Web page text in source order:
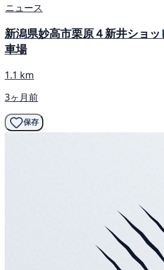
ニュース
新潟県妙高市栗原４新井ショ
車場
1.1 km
3ヶ月前
保存